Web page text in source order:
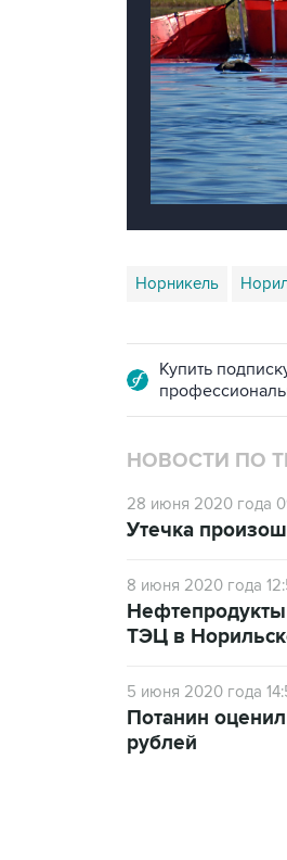
Норникель
Купить
НОВОСТИ ПО
28 июня 2020 года
Утечка
8 июня 2020 года
Нефтепродукты
ТЭЦ в
5 июня 2020 года
Потанин
рублей